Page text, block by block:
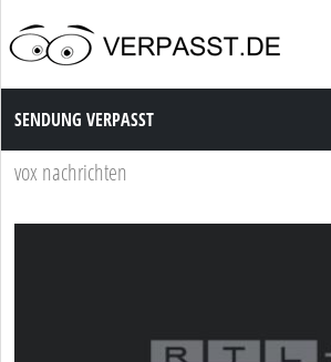
Sendung Verpasst
SENDUNG VERPASST
vox nachrichten